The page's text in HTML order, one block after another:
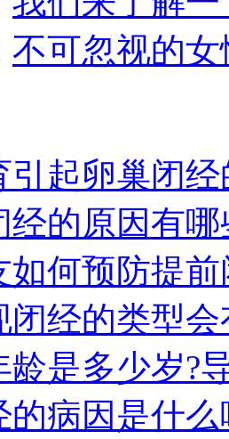
不可忽视的
引起卵巢闭
经的原因有哪
如何预防提
闭经的类型会
龄是多少岁?
的病因是什么